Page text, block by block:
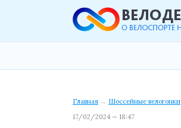
Главная → Шоссейные велогонки
17/02/2024 — 18:47